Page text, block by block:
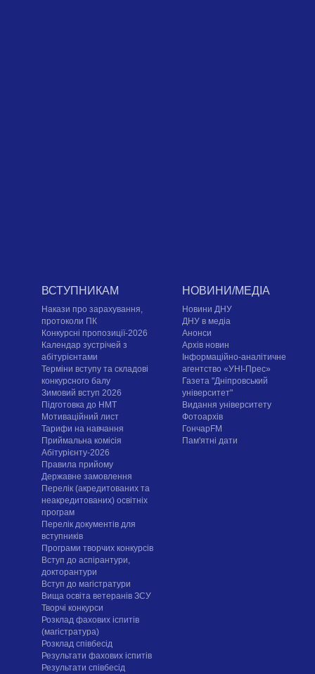
ВСТУПНИКАМ
Накази про зарахування,
протоколи ПК
Конкурсні пропозиції-2026
Календар зустрічей з
абітурієнтами
Терміни вступу та складові
конкурсного балу
Зимовий вступ 2026
Підготовка до НМТ
Мотиваційний лист
Тарифи на навчання
Приймальна комісія
Абітурієнту-2026
Правила прийому
Державне замовлення
Перелік (акредитованих та
неакредитованих) освітніх
програм
Перелік документів для
вступників
Програми творчих конкурсiв
Вступ до аспірантури,
докторантури
Вступ до магістратури
Вища освіта ветеранів ЗСУ
Творчі конкурси
Розклад фахових іспитів
(магістратура)
Розклад співбесід
Результати фахових іспитів
Результати співбесід
НОВИНИ/МЕДІА
Новини ДНУ
ДНУ в медіа
Анонси
Архів новин
Інформаційно-аналітичне
агентство «УНІ-Прес»
Газета "Дніпровський
університет"
Видання університету
Фотоархів
ГончарFM
Пам'ятні дати